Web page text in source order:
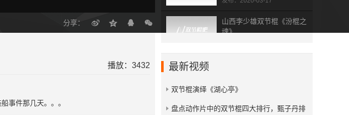
分享：
山西李少雄双节棍《汾棍之
魂》
播放：3432
事件那几天。。。
最新视频
双节棍演绎《湖心亭》
​盘点动作片中的双节棍四大排行，甄子丹排